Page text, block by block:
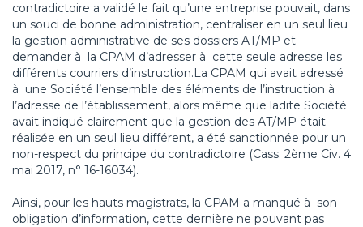
contradictoire a validé le fait qu’une entreprise pouvait, dans
un souci de bonne administration, centraliser en un seul lieu
la gestion administrative de ses dossiers AT/MP et
demander à la CPAM d’adresser à cette seule adresse les
différents courriers d’instruction.La CPAM qui avait adressé
à une Société l’ensemble des éléments de l’instruction à
l’adresse de l’établissement, alors même que ladite Société
avait indiqué clairement que la gestion des AT/MP était
réalisée en un seul lieu différent, a été sanctionnée pour un
non-respect du principe du contradictoire (Cass. 2ème Civ. 4
mai 2017, n° 16-16034).
Ainsi, pour les hauts magistrats, la CPAM a manqué à son
obligation d’information, cette dernière ne pouvant pas